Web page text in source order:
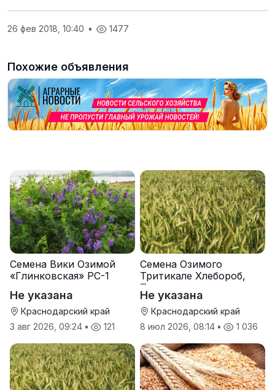
26 фев 2018, 10:40 • 1477
Похожие объявления
Семена Вики Озимой
«Глинковская» РС-1
Не указана
Краснодарский край
3 авг 2026, 09:24 • 121
Семена Озимого
Тритикале Хлебороб,
Тихон
Не указана
Краснодарский край
8 июл 2026, 08:14 • 1 036